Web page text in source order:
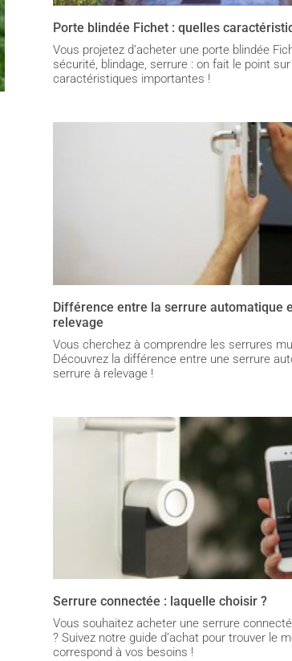
Porte blindée Fichet : quelles
Vous projetez d’acheter une porte blindée
sécurité, blindage, serrure : on fait le point
caractéristiques importantes !
Différence entre la serrure automatique
relevage
Vous cherchez à comprendre les serrures
Découvrez la différence entre une serrure
serrure à relevage !
Serrure connectée : laquelle choisir ?
Vous souhaitez acheter une serrure
? Suivez notre guide d’achat pour trouver le
correspond à vos besoins !